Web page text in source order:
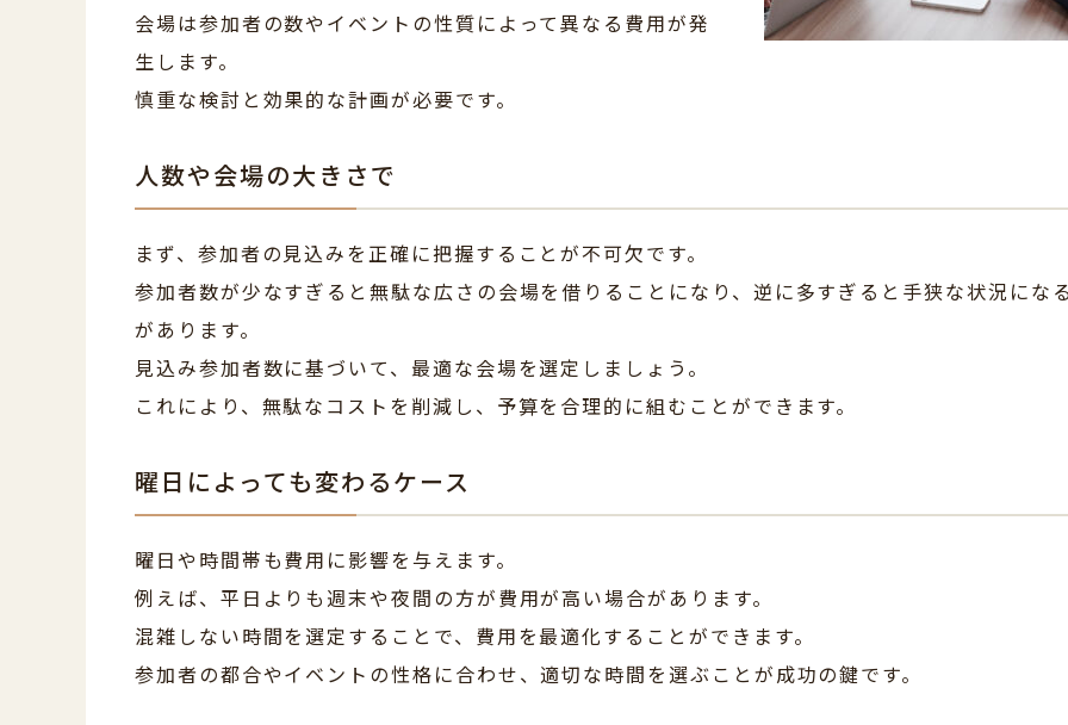
会場は参加者の数やイベントの性質によって異なる費用が発
生します。
慎重な検討と効果的な計画が必要です。
人数や会場の大きさで
まず、参加者の見込みを正確に把握することが不可欠です。
参加者数が少なすぎると無駄な広さの会場を借りることになり、逆に多すぎると手狭な状況にな
があります。
見込み参加者数に基づいて、最適な会場を選定しましょう。
これにより、無駄なコストを削減し、予算を合理的に組むことができます。
曜日によっても変わるケース
曜日や時間帯も費用に影響を与えます。
例えば、平日よりも週末や夜間の方が費用が高い場合があります。
混雑しない時間を選定することで、費用を最適化することができます。
参加者の都合やイベントの性格に合わせ、適切な時間を選ぶことが成功の鍵です。